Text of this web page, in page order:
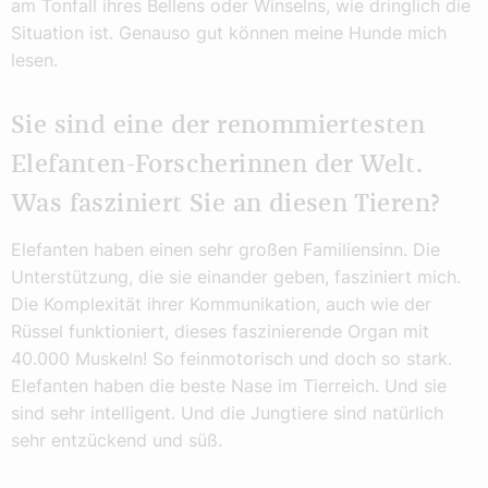
am Tonfall ihres Bellens oder Winselns, wie dringlich die
Situation ist. Genauso gut können meine Hunde mich
lesen.
Sie sind eine der renommiertesten
Elefanten-Forscherinnen der Welt.
Was fasziniert Sie an diesen Tieren?
Elefanten haben einen sehr großen Familiensinn. Die
Unterstützung, die sie einander geben, fasziniert mich.
Die Komplexität ihrer Kommunikation, auch wie der
Rüssel funktioniert, dieses faszinierende Organ mit
40.000 Muskeln! So feinmotorisch und doch so stark.
Elefanten haben die beste Nase im Tierreich. Und sie
sind sehr intelligent. Und die Jungtiere sind natürlich
sehr entzückend und süß.